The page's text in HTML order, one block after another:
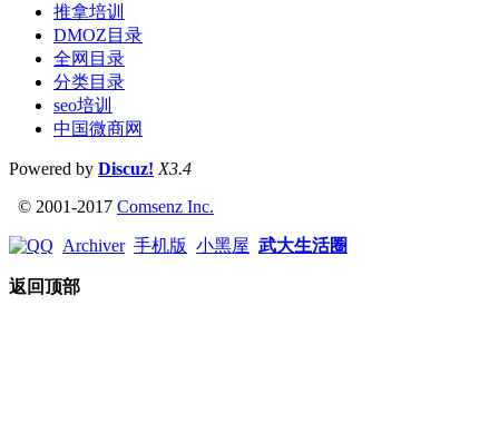
推拿培训
DMOZ目录
全网目录
分类目录
seo培训
中国微商网
Powered by Discuz! X3.4
© 2001-2017 Comsenz Inc.
Archiver 手机版 小黑屋 武大生活圈
返回顶部